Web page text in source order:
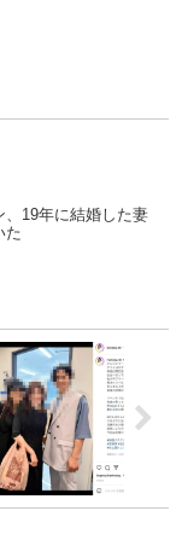
19年に結婚した妻
た